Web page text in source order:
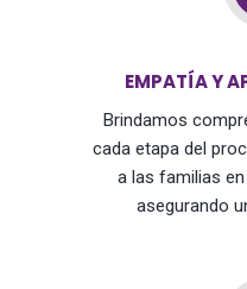
EMPATÍA Y
Brindamos
cada etapa del
a las familias
asegurando